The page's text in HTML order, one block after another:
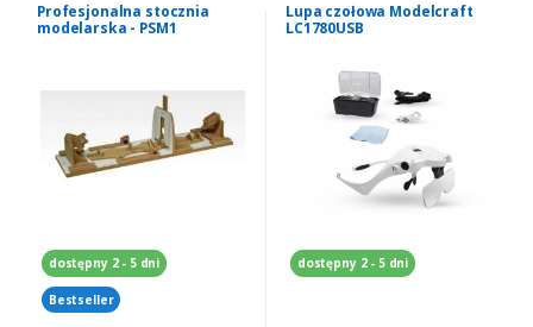
Profesjonalna stocznia
modelarska - PSM1
dostępny 2 - 5 dni
Bestseller
Lupa czołowa Modelcraft
LC1780USB
dostępny 2 - 5 dni